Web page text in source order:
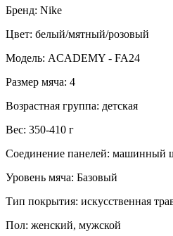
Бренд: Nike
Цвет: белый/мятный/розовый
Модель: ACADEMY - FA24
Размер мяча: 4
Возрастная группа: детская
Вес: 350-410 г
Соединение панелей: машинный
Уровень мяча: Базовый
Тип покрытия: искусственная
Пол: женский, мужской